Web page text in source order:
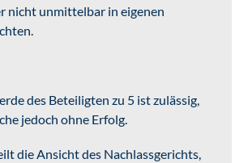
nicht unmittelbar in eigenen
des Beteiligten zu 5 ist zulässig,
jedoch ohne Erfolg.
die Ansicht des Nachlassgerichts,